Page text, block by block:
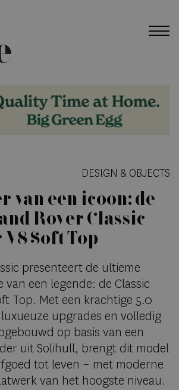
DESIGN & OBJECTS
van een icoon: de
Rover Classic
Soft Top
presenteert de ultieme
een legende: de Classic
Top. Met een krachtige 5.0
upgrades en volledig
op basis van een
uit Solihull, brengt dit model
tot leven – met moderne
van het hoogste niveau.